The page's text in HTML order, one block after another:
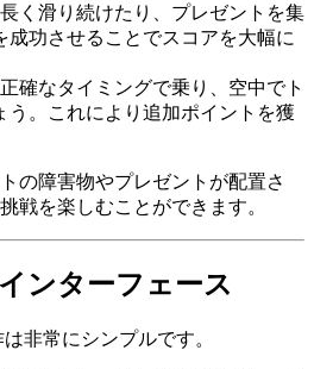
く滑り続けたり、プレゼントを集
成功させることでスコアを大幅に
確なタイミングで乗り、空中でト
う。これにより追加ポイントを獲
の障害物やプレゼントが配置さ
戦を楽しむことができます。
ンターフェース
非常にシンプルです。